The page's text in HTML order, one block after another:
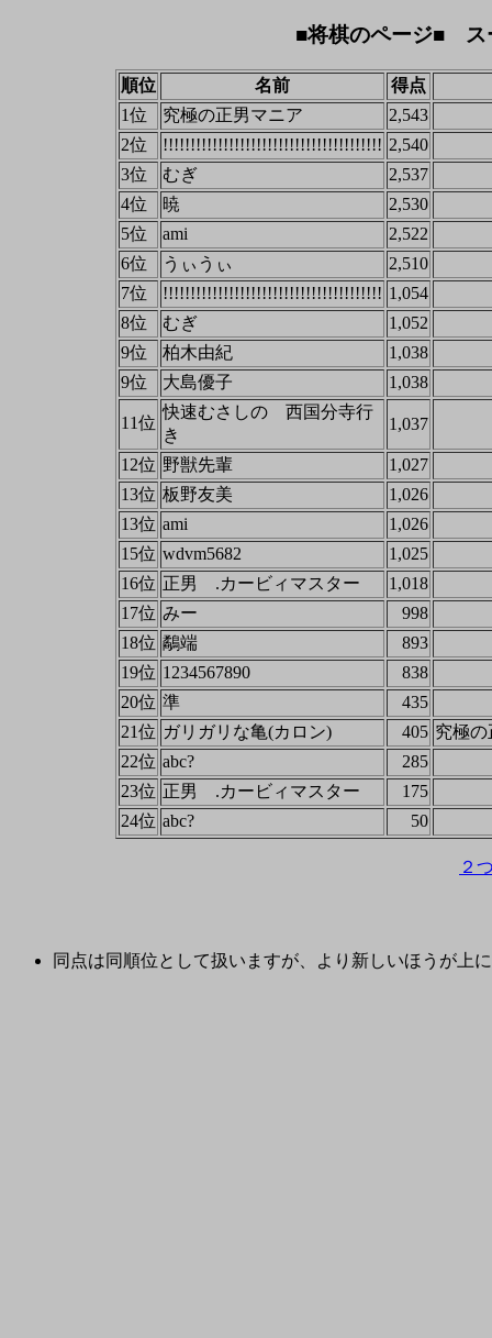
■将棋のページ■ ス
順位 名前
得点
1位
究極の正男マニア
2,543
2位
!!!!!!!!!!!!!!!!!!!!!!!!!!!!!!!!!!!!!!!! 2,540
3位
むぎ
2,537
4位
暁
2,530
5位
ami
2,522
6位
うぃうぃ
2,510
7位
!!!!!!!!!!!!!!!!!!!!!!!!!!!!!!!!!!!!!!!! 1,054
8位
むぎ
1,052
9位
柏木由紀
1,038
9位
大島優子 1,038
11位
快速むさしの 西国分寺行
き
1,037
12位 野獣先輩
1,027
13位 板野友美
1,026
13位 ami
1,026
15位 wdvm5682
1,025
16位 正男 .カービィマスター
1,018
17位 みー
998
18位 鷸端
893
19位 1234567890
838
20位 準
435
21位 ガリガリな亀(カロン) 405 究極
22位 abc?
285
23位 正男 .カービィマスター
175
24位 abc? 50
２
同点は同順位として扱いますが、より新しいほうが上